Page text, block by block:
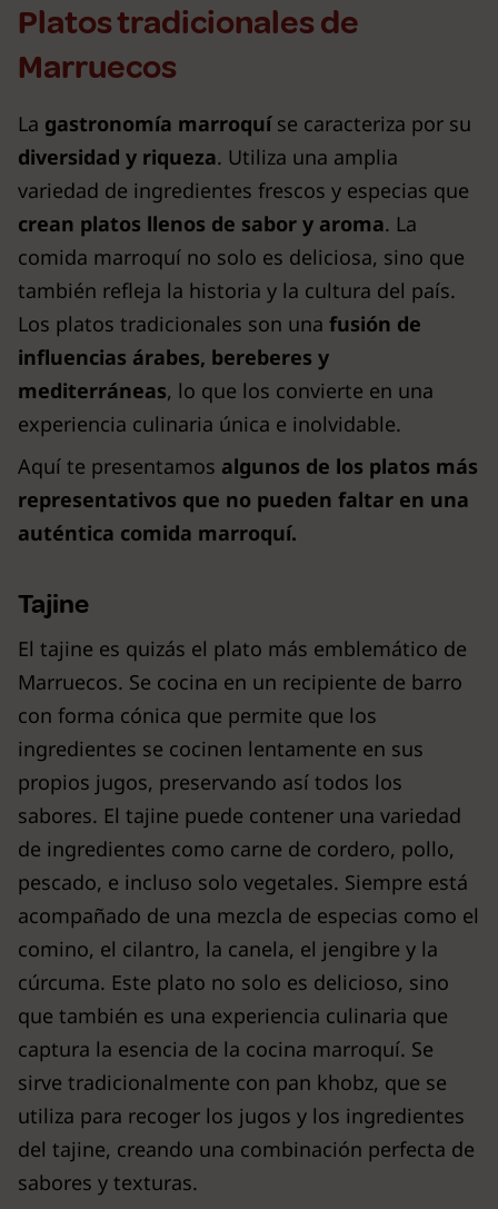
Platos tradicionales de
Marruecos
La gastronomía marroquíse caracteriza por su
diversidad y riqueza. Utiliza una amplia
variedad de ingredientes frescos y especias que
crean platos llenos de sabor y aroma. La
comida marroquí no solo es deliciosa, sino que
también refleja la historia y la cultura del país.
Los platos tradicionales son una fusión de
influencias árabes, bereberes y
mediterráneas, lo que los convierte en una
experiencia culinaria única e inolvidable.
Aquí te presentamos algunos de los platos más
representativos que no pueden faltar en una
auténtica comida marroquí.
Tajine
El tajine es quizás el plato más emblemático de
Marruecos. Se cocina en un recipiente de barro
con forma cónica que permite que los
ingredientes se cocinen lentamente en sus
propios jugos, preservando así todos los
sabores. El tajine puede contener una variedad
de ingredientes como carne de cordero, pollo,
pescado, e incluso solo vegetales. Siempre está
acompañado de una mezcla de especias como el
comino, el cilantro, la canela, el jengibre y la
cúrcuma. Este plato no solo es delicioso, sino
que también es una experiencia culinaria que
captura la esencia de la cocina marroquí. Se
sirve tradicionalmente con pan khobz, que se
utiliza para recoger los jugos y los ingredientes
del tajine, creando una combinación perfecta de
sabores y texturas.